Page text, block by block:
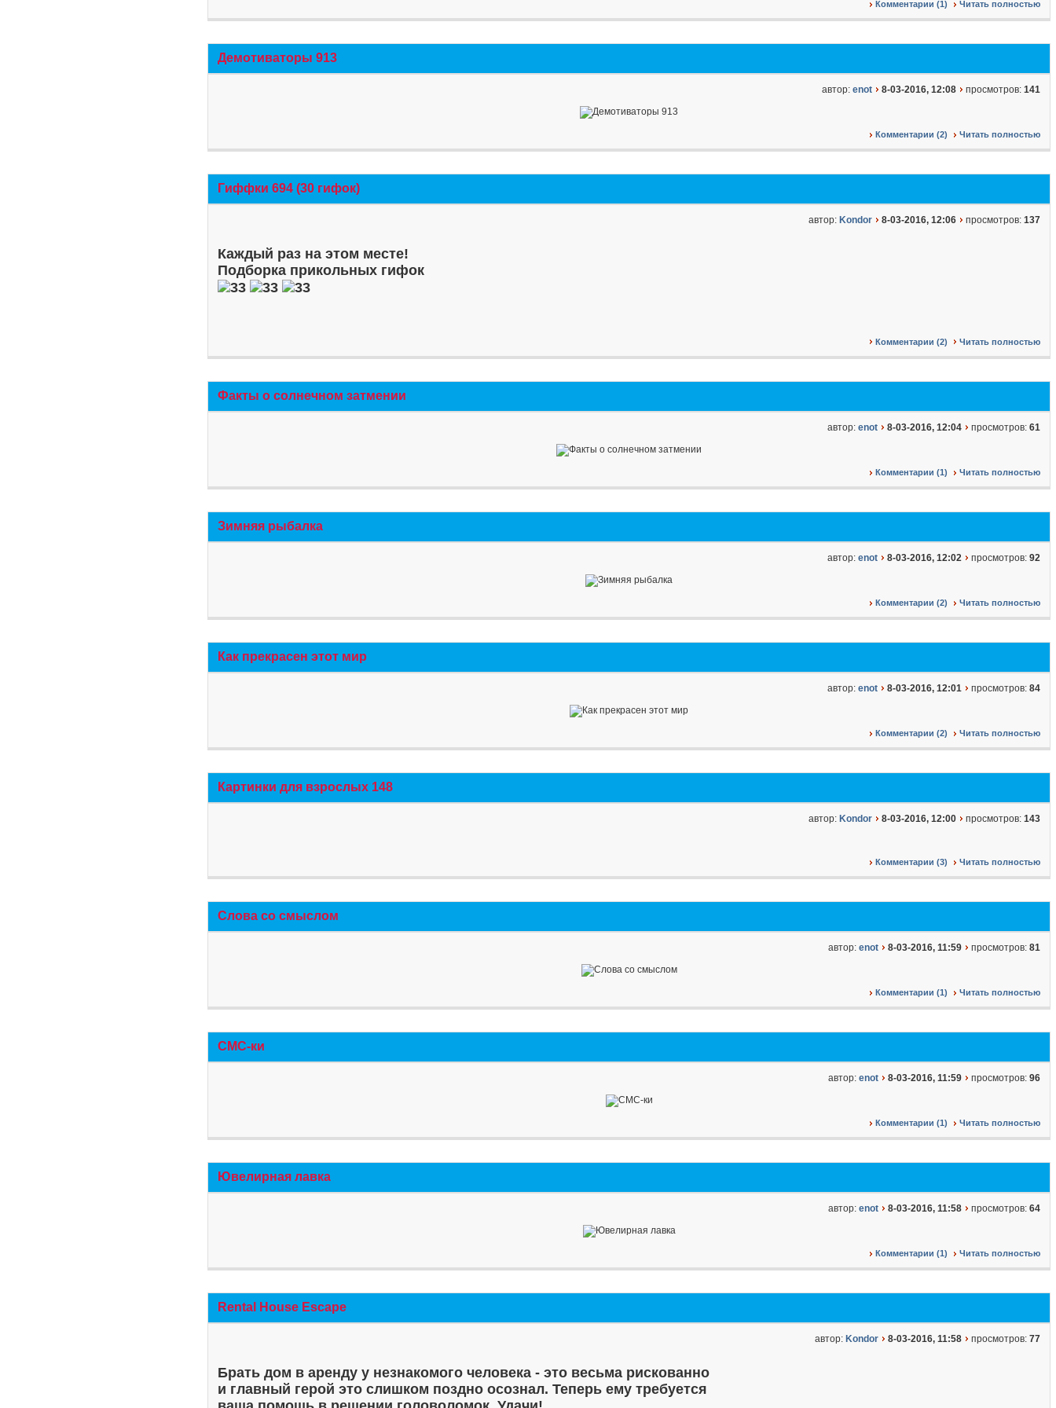
Комментарии (1) Читать полностью
Демотиваторы 913
автор: enot 8-03-2016, 12:08 просмотров: 141
Комментарии (2) Читать полностью
Гиффки 694 (30 гифок)
автор: Kondor 8-03-2016, 12:06 просмотров: 137
Каждый раз на этом месте!
Подборка прикольных гифок
Комментарии (2) Читать полностью
Факты о солнечном затмении
автор: enot 8-03-2016, 12:04 просмотров: 61
Комментарии (1) Читать полностью
Зимняя рыбалка
автор: enot 8-03-2016, 12:02 просмотров: 92
Комментарии (2) Читать полностью
Как прекрасен этот мир
автор: enot 8-03-2016, 12:01 просмотров: 84
Комментарии (2) Читать полностью
Картинки для взрослых 148
автор: Kondor 8-03-2016, 12:00 просмотров: 143
Комментарии (3) Читать полностью
Слова со смыслом
автор: enot 8-03-2016, 11:59 просмотров: 81
Комментарии (1) Читать полностью
СМС-ки
автор: enot 8-03-2016, 11:59 просмотров: 96
Комментарии (1) Читать полностью
Ювелирная лавка
автор: enot 8-03-2016, 11:58 просмотров: 64
Комментарии (1) Читать полностью
Rental House Escape
автор: Kondor 8-03-2016, 11:58 просмотров: 77
Брать дом в аренду у незнакомого человека - это весьма рискованно
и главный герой это слишком поздно осознал. Теперь ему требуется